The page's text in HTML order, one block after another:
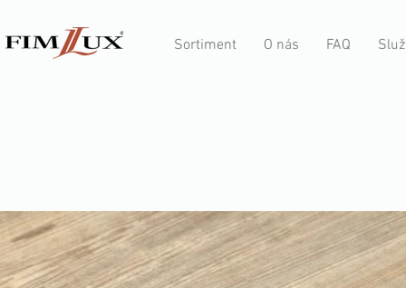
Sortiment O nás FAQ